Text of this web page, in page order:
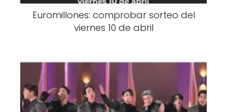
Euromillones: comprobar sorteo del
viernes 10 de abril